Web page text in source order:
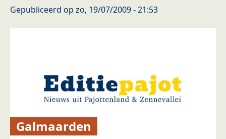
Gepubliceerd op zo, 19/07/2009 - 21:53
Galmaarden